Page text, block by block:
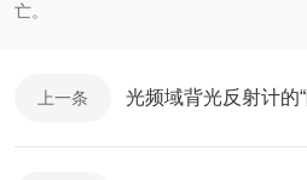
亡。
上一条